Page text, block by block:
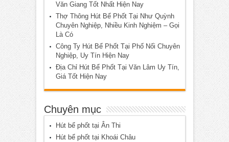
Văn Giang Tốt Nhất Hiện Nay
Thợ Thông Hút Bể Phốt Tại Như Quỳnh
Chuyên Nghiệp, Nhiều Kinh Nghiệm – Gọi
Là Có
Công Ty Hút Bể Phốt Tại Phố Nối Chuyên
Nghiệp, Uy Tín Hiện Nay
Địa Chỉ Hút Bể Phốt Tại Văn Lâm Uy Tín,
Giá Tốt Hiện Nay
Chuyên mục
Hút bể phốt tại Ân Thi
Hút bể phốt tại Khoái Châu